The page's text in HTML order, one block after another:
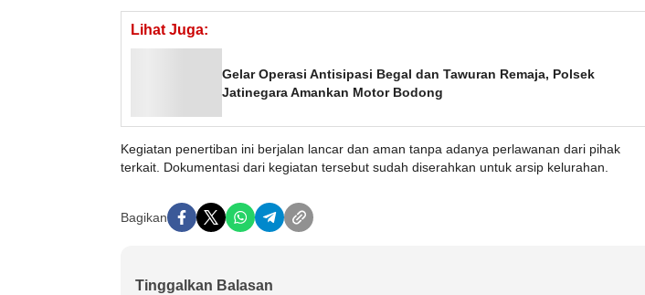
Lihat Juga:
Gelar Operasi Antisipasi Begal dan Tawuran Remaja, Polsek
Jatinegara Amankan Motor Bodong
Kegiatan penertiban ini berjalan lancar dan aman tanpa adanya perlawanan dari pihak
terkait. Dokumentasi dari kegiatan tersebut sudah diserahkan untuk arsip kelurahan.
Bagikan
Tinggalkan Balasan